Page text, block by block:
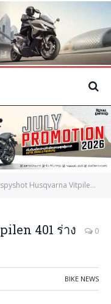
spyshot Husqvarna Vitpilen 401 ร่างแฝดต่างสไตล์ KTM Duke
401 ร่าง
0
BIKE NEWS